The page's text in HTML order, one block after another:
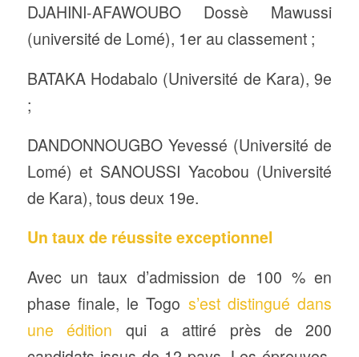
DJAHINI-AFAWOUBO Dossè Mawussi
(université de Lomé), 1er au classement ;
BATAKA Hodabalo (Université de Kara), 9e
;
DANDONNOUGBO Yevessé (Université de
Lomé) et SANOUSSI Yacobou (Université
de Kara), tous deux 19e.
Un taux de réussite exceptionnel
Avec un taux d’admission de 100 % en
phase finale, le Togo s’est distingué dans
une édition qui a attiré près de 200